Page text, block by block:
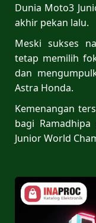
Dunia Moto3
akhir pekan lalu.
Meski sukses
tetap memilih
dan
Astra Honda.
Kemenangan
bagi
Junior World